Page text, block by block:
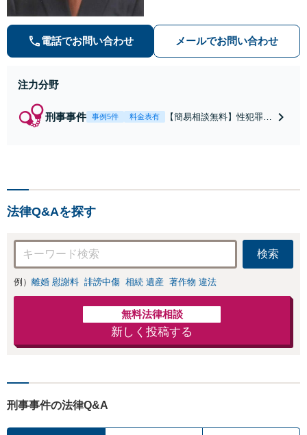
等）に非常に詳しい弁護士です
電話でお問い合わせ メールでお問い合わせ
注力分野
刑事事件 事例5件 料金表有
【簡易相談無料】性犯罪
法律Q&Aを探す
検索
例） 離婚 慰謝料 誹謗中傷 相続 遺産 著作物 違法
無料法律相談
新しく投稿する
刑事事件の法律Q&A